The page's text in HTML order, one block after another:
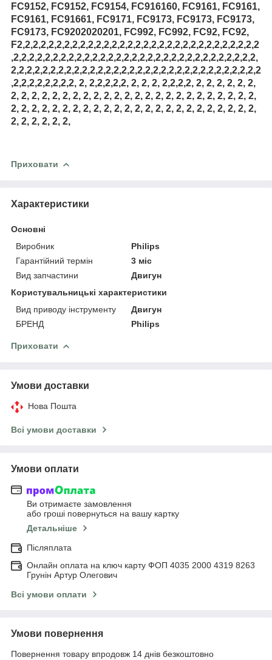
FC9152, FC9152, FC9154, FC916160, FC9161, FC9161,
FC9161, FC91661, FC9171, FC9173, FC9173, FC9173,
FC9173, FC9202020201, FC992, FC992, FC92, FC92,
F2,2,2,2,2,2,2,2,2,2,2,2,2,2,2,2,2,2,2,2,2,2,2,2,2,2,2,2,2,2,2
,2,2,2,2,2,2,2,2,2,2,2,2,2,2,2,2,2,2,2,2,2,2,2,2,2,2,2,2,2,2,2,
2,2,2,2,2,2,2,2,2,2,2,2,2,2,2,2,2,2,2,2,2,2,2,2,2,2,2,2,2,2,2,2
,2,2,2,2,2,2,2,2, 2, 2,2,2,2,2, 2, 2, 2, 2,2,2,2, 2, 2, 2, 2, 2, 2,
2, 2, 2, 2, 2, 2, 2, 2, 2, 2, 2, 2, 2, 2, 2, 2, 2, 2, 2, 2, 2, 2, 2, 2,
2, 2, 2, 2, 2, 2, 2, 2, 2, 2, 2, 2, 2, 2, 2, 2, 2, 2, 2, 2, 2, 2, 2, 2,
2, 2, 2, 2, 2, 2,
Приховати
Характеристики
Основні
Виробник
Philips
Гарантійний термін
3 міс
Вид запчастини
Двигун
Користувальницькі характеристики
Вид приводу інструменту
Двигун
БРЕНД
Philips
Приховати
Умови доставки
Нова Пошта
Всі умови доставки
Умови оплати
Ви отримаєте замовлення
або гроші повернуться на вашу картку
Детальніше
Післяплата
Онлайн оплата на ключ карту ФОП 4035 2000 4319 8263
Грунін Артур Олегович
Всі умови оплати
Умови повернення
Повернення товару впродовж 14 днів безкоштовно